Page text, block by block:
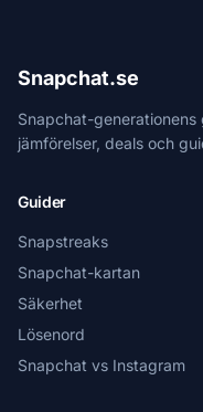
Snapchat.se
Snapchat-
jämförelser, deals och
Guider
Snapstreaks
Snapchat-kartan
Säkerhet
Lösenord
Snapchat vs Instagram